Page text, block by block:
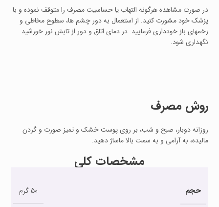
در صورت مشاهده هرگونه التهاب یا حساسیت مصرف را متوقف نموده و با
پزشک خود مشورت کنید. از استعمال به دور چشم ها، سطوح مخاطی و
زخمهای باز خودداری فرمایید. در دمای اتاق و دور از تابش نور خورشید
نگهداری شود.
روش مصرف
روزانه دوبار، صبح و شب، بر روی پوست خشک و تمیز صورت و گردن
مالیده، به آرامی و به سمت بالا ماساژ دهید.
مشخصات کلی
حجم 50 گرم